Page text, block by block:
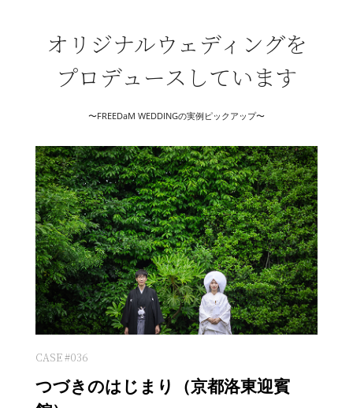
オリジナルウェディングを
プロデュースしています
〜FREEDaM WEDDINGの実例ピックアップ〜
CASE #036
つづきのはじまり（京都洛東迎賓